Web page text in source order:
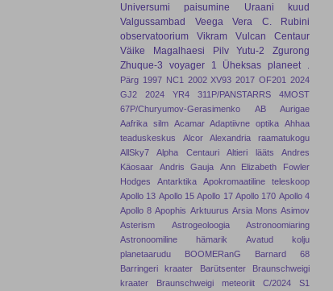
Universumi paisumine
Uraani kuud
Valgussambad
Veega
Vera C. Rubini
observatoorium
Vikram
Vulcan Centaur
Väike Magalhaesi Pilv
Yutu-2
Zgurong
Zhuque-3
voyager 1 Üheksas planeet
Pärg 1997 NC1 2002 XV93 2017 OF201 2024
GJ2
2024 YR4 311P/PANSTARRS
4MOST
67P/Churyumov-Gerasimenko
AB Aurigae
Aafrika silm Acamar Adaptiivne optika Ahhaa
teaduskeskus
Alcor
Alexandria raamatukogu
AllSky7
Alpha Centauri Altieri lääts
Andres
Käosaar
Andris Gauja
Ann Elizabeth Fowler
Hodges
Antarktika
Apokromaatiline teleskoop
Apollo 13 Apollo 15 Apollo 17 Apollo 170 Apollo 4
Apollo 8 Apophis Arktuurus Arsia Mons Asimov
Asterism
Astrogeoloogia
Astronoomiaring
Astronoomiline hämarik
Avatud kolju
planetaarudu
BOOMERanG
Barnard 68
Barringeri kraater
Barütsenter
Braunschweigi
kraater
Braunschweigi meteoriit
C/2024 S1